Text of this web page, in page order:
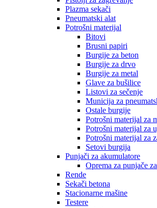
Plazma sekači
Pneumatski alat
Potrošni materijal
Bitovi
Brusni papiri
Burgije za beton
Burgije za drvo
Burgije za metal
Glave za bušilice
Listovi za sečenje
Municija za
Ostale burgije
Potrošni materijal za
Potrošni materijal za
Potrošni materijal za
Setovi burgija
Punjači za akumulatore
Oprema za punjače
Rende
Sekači betona
Stacionarne mašine
Testere